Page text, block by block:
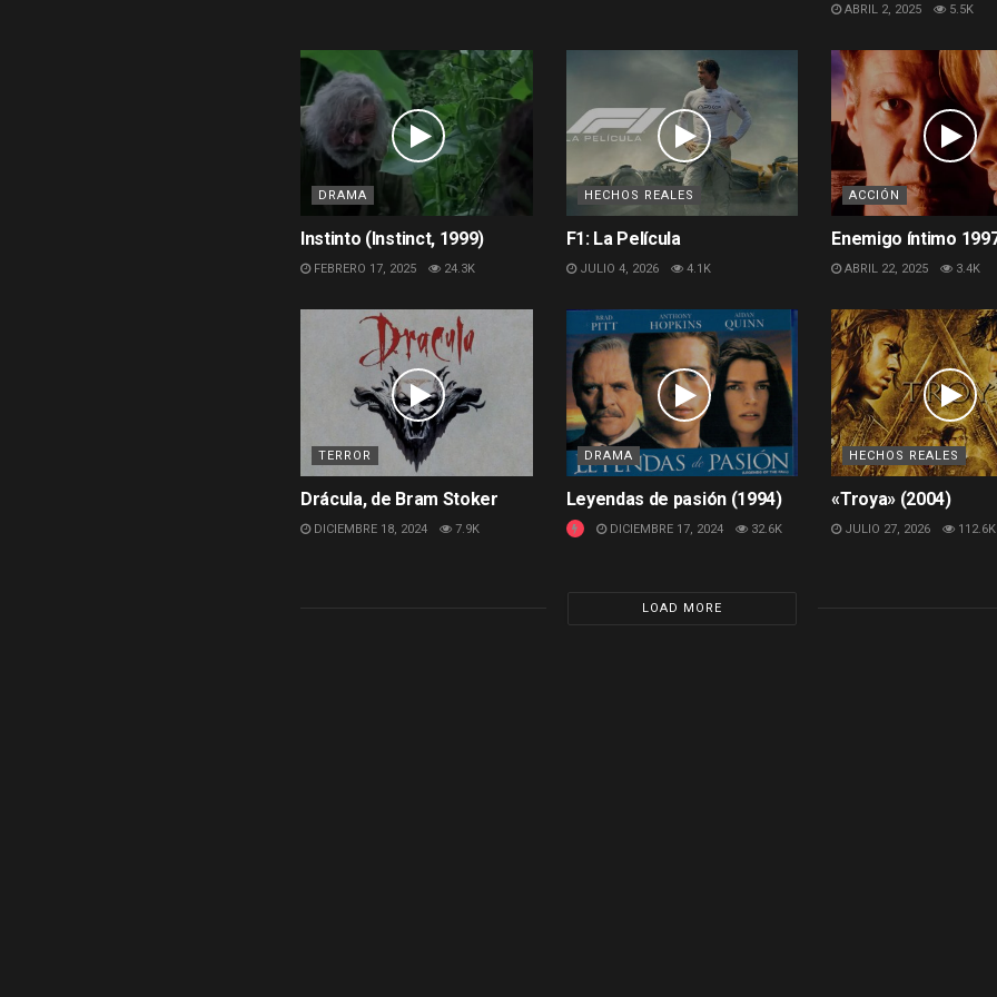
ABRIL 2, 2025 5.5K
DRAMA
Instinto (Instinct, 1999)
FEBRERO 17, 2025 24.3K
HECHOS REALES
F1: La Película
JULIO 4, 2026 4.1K
ACCIÓN
Enemigo íntimo
ABRIL 22, 2025 3.4K
TERROR
Drácula, de Bram Stoker
DICIEMBRE 18, 2024 7.9K
DRAMA
Leyendas de pasión (1994)
DICIEMBRE 17, 2024 32.6K
HECHOS REALES
«Troya» (2004)
JULIO 27, 2026 112.6K
LOAD MORE